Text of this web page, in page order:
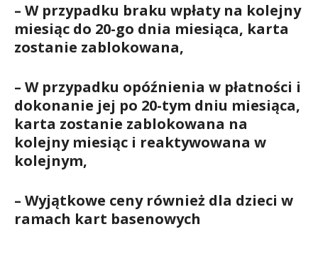
– W przypadku braku wpłaty na kolejny
miesiąc do 20-go dnia miesiąca, karta
zostanie zablokowana,
– W przypadku opóźnienia w płatności i
dokonanie jej po 20-tym dniu miesiąca,
karta zostanie zablokowana na
kolejny miesiąc i reaktywowana w
kolejnym,
– Wyjątkowe ceny również dla dzieci w
ramach kart basenowych